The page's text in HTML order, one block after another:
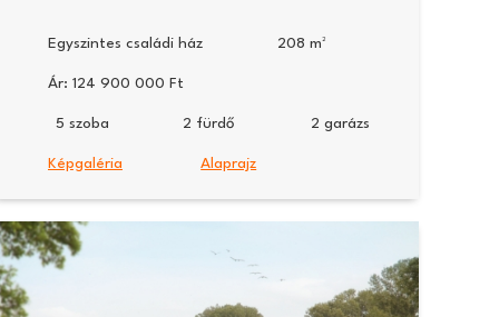
Egyszintes családi ház 208
Ár: 124 900 000
5 2 2
Képgaléria Alaprajz